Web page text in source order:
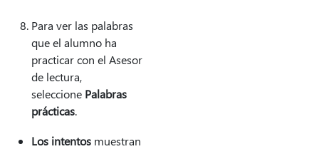
Para ver las palabras
que el alumno ha
practicar con el Asesor
de lectura,
seleccione Palabras
prácticas.
Los intentos muestran